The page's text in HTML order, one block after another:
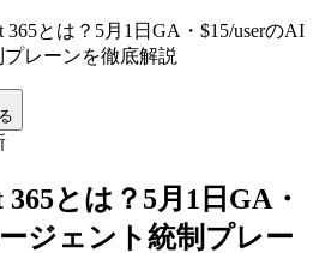
365とは？5月1日GA・$15/userのAI
レーンを徹底解説
とは？5月1日GA・
ジェント統制プレー